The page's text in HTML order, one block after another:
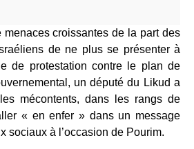
menaces croissantes de la part des
de ne plus se présenter à
de protestation contre le plan de
un député du Likud a
mécontents, dans les rangs de
« en enfer » dans un message
sociaux à l’occasion de Pourim.